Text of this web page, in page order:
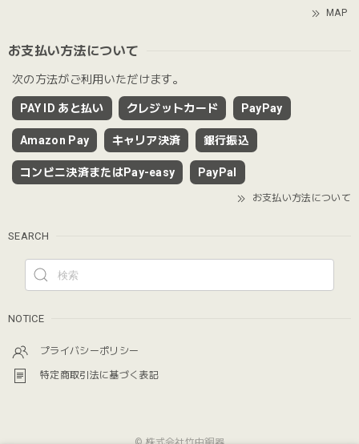
MAP
お支払い方法について
次の方法がご利用いただけます。
PAY ID あと払い クレジットカード PayPay
Amazon Pay キャリア決済 銀行振込
コンビニ決済またはPay-easy PayPal
お支払い方法について
SEARCH
NOTICE
プライバシーポリシー
特定商取引法に基づく表記